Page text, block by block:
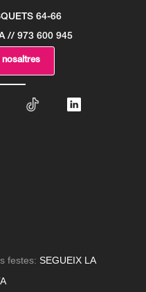
64-66
// 973 600 945
nosaltres
festes: SEGUEIX LA